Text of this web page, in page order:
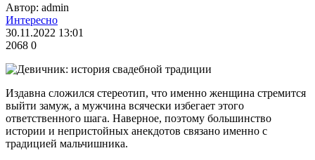
Автор: admin
Интересно
30.11.2022 13:01
2068 0
Издавна сложился стереотип, что именно женщина стремится
выйти замуж, а мужчина всячески избегает этого
ответственного шага. Наверное, поэтому большинство
истории и непристойных анекдотов связано именно с
традицией мальчишника.